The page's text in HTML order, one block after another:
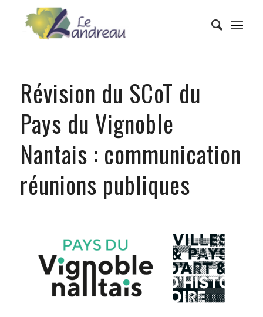
Révision du SCoT du
Pays du Vignoble
Nantais : communication
réunions publiques